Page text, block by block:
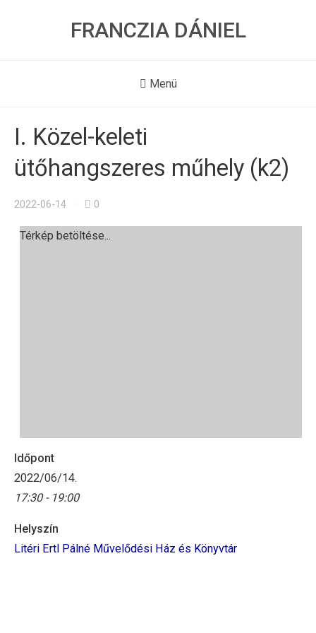
FRANCZIA DÁNIEL
Menü
I. Közel-keleti
ütőhangszeres műhely (k2)
2022-06-14 0
Térkép betöltése...
Időpont
2022/06/14.
17:30 - 19:00
Helyszín
Litéri Ertl Pálné Művelődési Ház és Könyvtár